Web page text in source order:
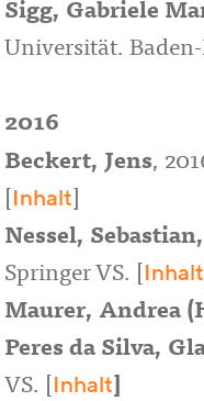
Sigg, Gabriele
Universität. Baden-
2016
Beckert, Jens,
Inhalt
Nessel, Sebastian,
Springer VS. [ Inhalt
Maurer, Andrea
Peres da Silva,
VS. [ Inhalt